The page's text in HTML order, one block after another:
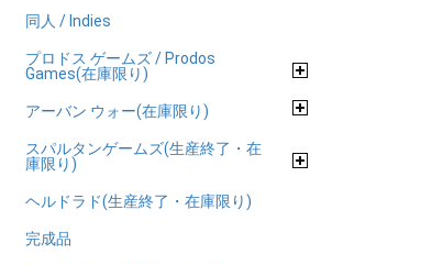
同人 / Indies
プロドス ゲームズ / Prodos
Games(在庫限り)
アーバン ウォー(在庫限り)
スパルタンゲームズ(生産終了・在
庫限り)
ヘルドラド(生産終了・在庫限り)
完成品